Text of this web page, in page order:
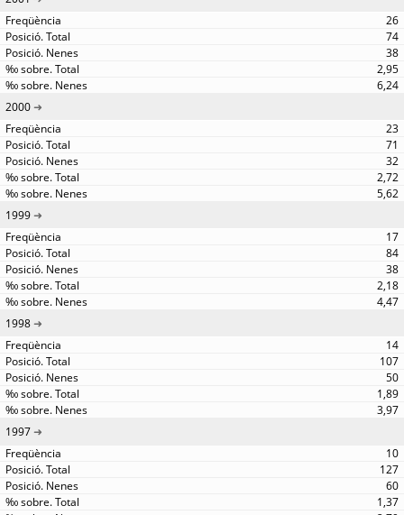
26
74
38
2,95
6,24
2000
23
71
32
2,72
5,62
1999
17
84
38
2,18
4,47
1998
14
107
50
1,89
3,97
1997
10
127
60
1,37